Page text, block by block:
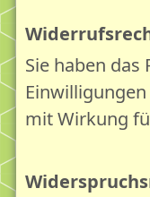
Sie haben das
Einwilligungen
mit Wirkung